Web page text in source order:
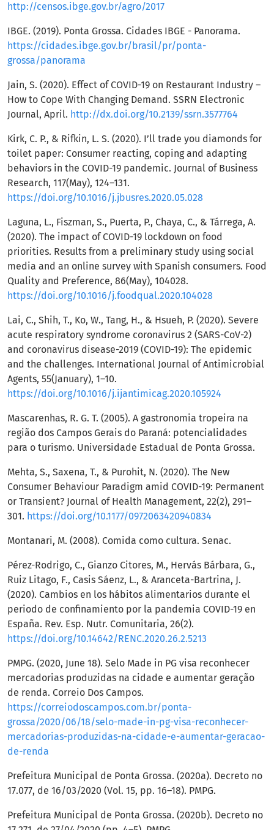
http://censos.ibge.gov.br/agro/2017
IBGE. (2019). Ponta Grossa. Cidades IBGE - Panorama.
https://cidades.ibge.gov.br/brasil/pr/ponta-
grossa/panorama
Jain, S. (2020). Effect of COVID-19 on Restaurant Industry –
How to Cope With Changing Demand. SSRN Electronic
Journal, April. http://dx.doi.org/10.2139/ssrn.3577764
Kirk, C. P., & Rifkin, L. S. (2020). I’ll trade you diamonds for
toilet paper: Consumer reacting, coping and adapting
behaviors in the COVID-19 pandemic. Journal of Business
Research, 117(May), 124–131.
https://doi.org/10.1016/j.jbusres.2020.05.028
Laguna, L., Fiszman, S., Puerta, P., Chaya, C., & Tárrega, A.
(2020). The impact of COVID-19 lockdown on food
priorities. Results from a preliminary study using social
media and an online survey with Spanish consumers. Food
Quality and Preference, 86(May), 104028.
https://doi.org/10.1016/j.foodqual.2020.104028
Lai, C., Shih, T., Ko, W., Tang, H., & Hsueh, P. (2020). Severe
acute respiratory syndrome coronavirus 2 (SARS-CoV-2)
and coronavirus disease-2019 (COVID-19): The epidemic
and the challenges. International Journal of Antimicrobial
Agents, 55(January), 1–10.
https://doi.org/10.1016/j.ijantimicag.2020.105924
Mascarenhas, R. G. T. (2005). A gastronomia tropeira na
região dos Campos Gerais do Paraná: potencialidades
para o turismo. Universidade Estadual de Ponta Grossa.
Mehta, S., Saxena, T., & Purohit, N. (2020). The New
Consumer Behaviour Paradigm amid COVID-19: Permanent
or Transient? Journal of Health Management, 22(2), 291–
301. https://doi.org/10.1177/0972063420940834
Montanari, M. (2008). Comida como cultura. Senac.
Pérez-Rodrigo, C., Gianzo Citores, M., Hervás Bárbara, G.,
Ruiz Litago, F., Casis Sáenz, L., & Aranceta-Bartrina, J.
(2020). Cambios en los hábitos alimentarios durante el
periodo de confinamiento por la pandemia COVID-19 en
España. Rev. Esp. Nutr. Comunitaria, 26(2).
https://doi.org/10.14642/RENC.2020.26.2.5213
PMPG. (2020, June 18). Selo Made in PG visa reconhecer
mercadorias produzidas na cidade e aumentar geração
de renda. Correio Dos Campos.
https://correiodoscampos.com.br/ponta-
grossa/2020/06/18/selo-made-in-pg-visa-reconhecer-
mercadorias-produzidas-na-cidade-e-aumentar-geracao-
de-renda
Prefeitura Municipal de Ponta Grossa. (2020a). Decreto no
17.077, de 16/03/2020 (Vol. 15, pp. 16–18). PMPG.
Prefeitura Municipal de Ponta Grossa. (2020b). Decreto no